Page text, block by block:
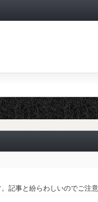
記事と紛らわしいのでご注